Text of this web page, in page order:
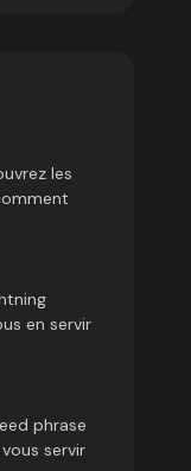
les
en servir
phrase
servir